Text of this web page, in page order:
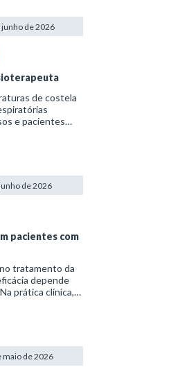
junho de 2026
de costela
e pacientes
cená
de 2026
pacientes com
tratamento da
depende
prática clínica,
maio de 2026